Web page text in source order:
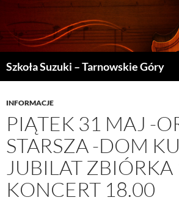
Szkoła Suzuki – Tarnowskie Góry
TREŚCI
INFORMACJE
PIĄTEK 31 MAJ -
STARSZA -DOM
JUBILAT ZBIÓRKA
KONCERT 18.00